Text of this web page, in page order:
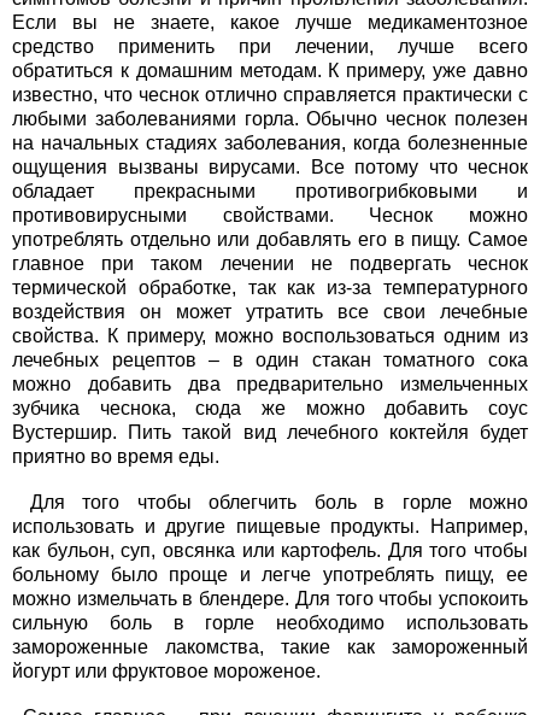
Если вы не знаете, какое лучше медикаментозное
средство применить при лечении, лучше всего
обратиться к домашним методам. К примеру, уже давно
известно, что чеснок отлично справляется практически с
любыми заболеваниями горла. Обычно чеснок полезен
на начальных стадиях заболевания, когда болезненные
ощущения вызваны вирусами. Все потому что чеснок
обладает прекрасными противогрибковыми и
противовирусными свойствами. Чеснок можно
употреблять отдельно или добавлять его в пищу. Самое
главное при таком лечении не подвергать чеснок
термической обработке, так как из-за температурного
воздействия он может утратить все свои лечебные
свойства. К примеру, можно воспользоваться одним из
лечебных рецептов – в один стакан томатного сока
можно добавить два предварительно измельченных
зубчика чеснока, сюда же можно добавить соус
Вустершир. Пить такой вид лечебного коктейля будет
приятно во время еды.
Для того чтобы облегчить боль в горле можно
использовать и другие пищевые продукты. Например,
как бульон, суп, овсянка или картофель. Для того чтобы
больному было проще и легче употреблять пищу, ее
можно измельчать в блендере. Для того чтобы успокоить
сильную боль в горле необходимо использовать
замороженные лакомства, такие как замороженный
йогурт или фруктовое мороженое.